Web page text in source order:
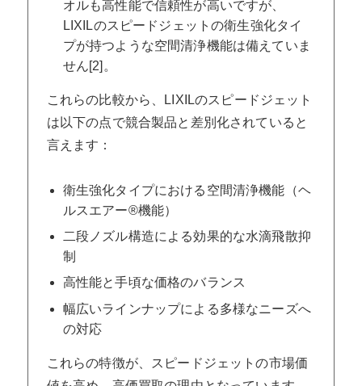
オルも高性能で信頼性が高いですが、
LIXILのスピードジェットの衛生強化タイ
プが持つような空間清浄機能は備えていま
せん[2]。
これらの比較から、LIXILのスピードジェット
は以下の点で競合製品と差別化されていると
言えます：
衛生強化タイプにおける空間清浄機能（ヘ
ルスエアー®機能）
二段ノズル構造による効果的な水滴飛散抑
制
高性能と手頃な価格のバランス
幅広いラインナップによる多様なニーズへ
の対応
これらの特徴が、スピードジェットの市場価